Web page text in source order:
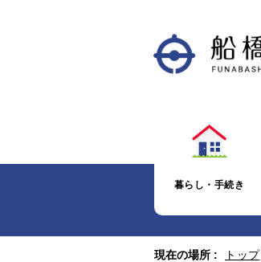
暮らし・手続き
現在の場所 : トップ